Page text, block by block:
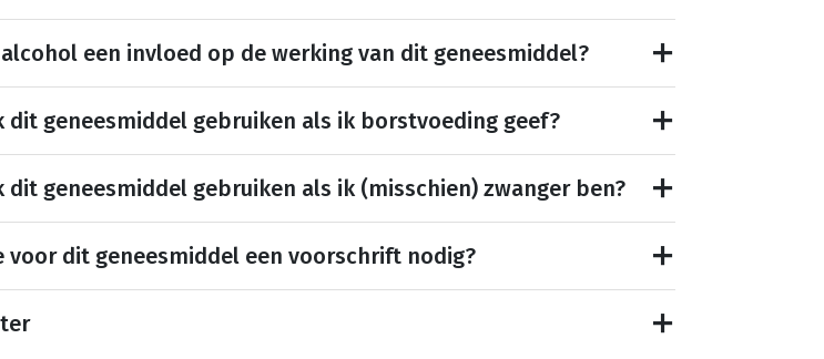
een invloed op de werking van dit geneesmiddel?
dit geneesmiddel gebruiken als ik borstvoeding geef?
dit geneesmiddel gebruiken als ik (misschien) zwanger ben?
voor dit geneesmiddel een voorschrift nodig?